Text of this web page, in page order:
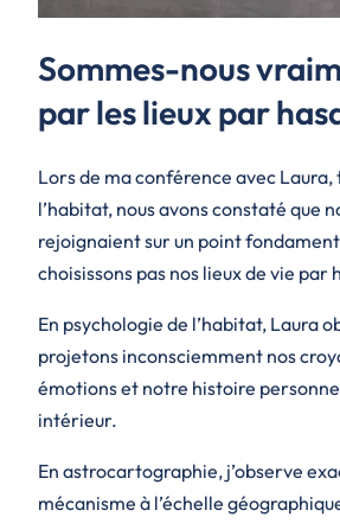
Sommes-nous
par les lieux par
Lors de ma conférence avec
l’habitat, nous avons constaté que
rejoignaient sur un point
choisissons pas nos lieux de vie par
En psychologie de l’habitat, Laura
projetons inconsciemment nos
émotions et notre histoire
intérieur.
En astrocartographie, j’observe
mécanisme à l’échelle